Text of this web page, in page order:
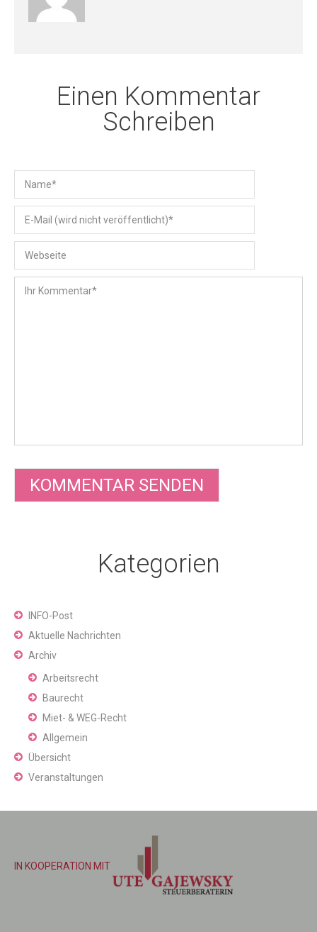
Einen Kommentar
Schreiben
Kategorien
INFO-Post
Aktuelle Nachrichten
Archiv
Arbeitsrecht
Baurecht
Miet- & WEG-Recht
Allgemein
Übersicht
Veranstaltungen
IN KOOPERATION MIT